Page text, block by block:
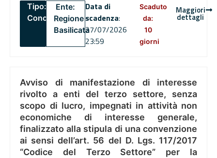
Tipo:
Concorsi
Ente:
Regione
Basilicata
Data di
scadenza:
27/07/2026
23:59
Scaduto
da:
10
giorni
Maggiori
dettagli
Avviso di manifestazione di interesse
rivolto a enti del terzo settore, senza
scopo di lucro, impegnati in attività non
economiche di interesse generale,
finalizzato alla stipula di una convenzione
ai sensi dell’art. 56 del D. Lgs. 117/2017
“Codice del Terzo Settore” per la